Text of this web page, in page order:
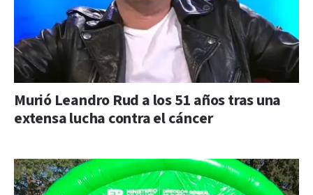
Murió Leandro Rud a los 51 años tras una
extensa lucha contra el cáncer